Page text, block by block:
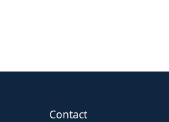
Contact